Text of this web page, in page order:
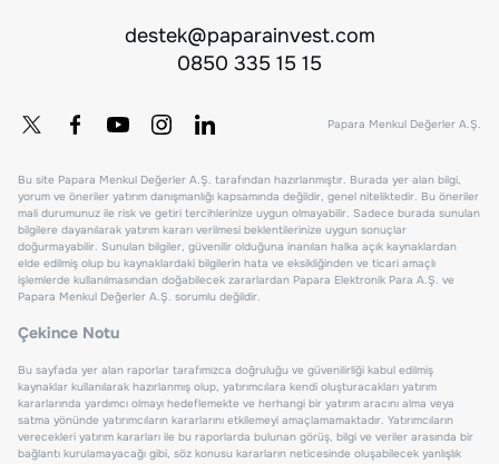
destek@paparainvest.com
0850 335 15 15
Papara Menkul Değerler A.Ş.
Bu site Papara Menkul Değerler A.Ş. tarafından hazırlanmıştır. Burada yer alan bilgi,
yorum ve öneriler yatırım danışmanlığı kapsamında değildir, genel niteliktedir. Bu öneriler
mali durumunuz ile risk ve getiri tercihlerinize uygun olmayabilir. Sadece burada sunulan
bilgilere dayanılarak yatırım kararı verilmesi beklentilerinize uygun sonuçlar
doğurmayabilir. Sunulan bilgiler, güvenilir olduğuna inanılan halka açık kaynaklardan
elde edilmiş olup bu kaynaklardaki bilgilerin hata ve eksikliğinden ve ticari amaçlı
işlemlerde kullanılmasından doğabilecek zararlardan Papara Elektronik Para A.Ş. ve
Papara Menkul Değerler A.Ş. sorumlu değildir.
Çekince Notu
Bu sayfada yer alan raporlar tarafımızca doğruluğu ve güvenilirliği kabul edilmiş
kaynaklar kullanılarak hazırlanmış olup, yatırımcılara kendi oluşturacakları yatırım
kararlarında yardımcı olmayı hedeflemekte ve herhangi bir yatırım aracını alma veya
satma yönünde yatırımcıların kararlarını etkilemeyi amaçlamamaktadır. Yatırımcıların
verecekleri yatırım kararları ile bu raporlarda bulunan görüş, bilgi ve veriler arasında bir
bağlantı kurulamayacağı gibi, söz konusu kararların neticesinde oluşabilecek yanlışlık